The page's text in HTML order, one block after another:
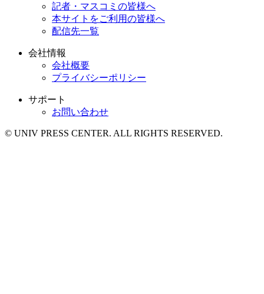
記者・マスコミの皆様へ
本サイトをご利用の皆様へ
配信先一覧
会社情報
会社概要
プライバシーポリシー
サポート
お問い合わせ
© UNIV PRESS CENTER. ALL RIGHTS RESERVED.